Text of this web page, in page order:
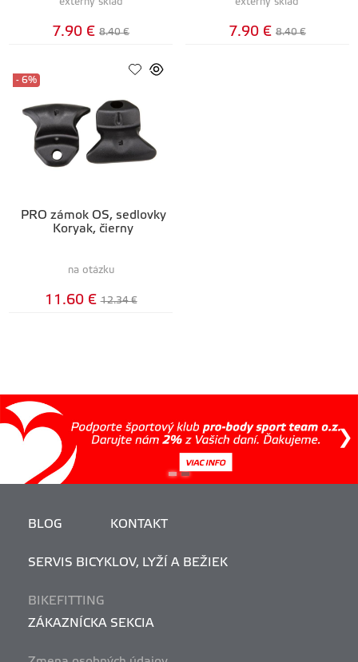
externý sklad
7.90 € 8.40 €
externý sklad
7.90 € 8.40 €
PRO zámok OS, sedlovky
Koryak, čierny
- 6%
na otázku
11.60 € 12.34 €
BLOG KONTAKT
SERVIS BICYKLOV, LYŽÍ A BEŽIEK
BIKEFITTING
ZÁKAZNÍCKA SEKCIA